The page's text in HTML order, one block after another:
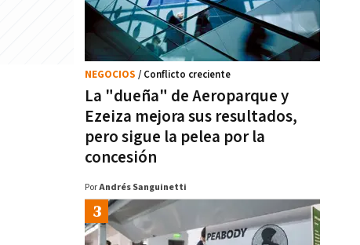
La "dueña" de Aeroparque y
Ezeiza mejora sus resultados,
pero sigue la pelea por la
concesión
NEGOCIOS / Conflicto creciente
PorAndrés Sanguinetti